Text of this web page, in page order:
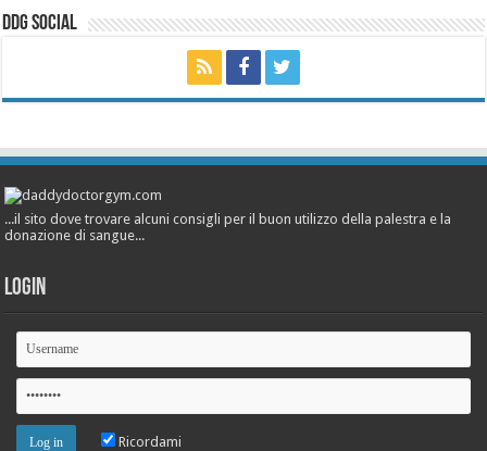
ddg Social
...il sito dove trovare alcuni consigli per il buon utilizzo della palestra e la
donazione di sangue...
Login
Ricordami